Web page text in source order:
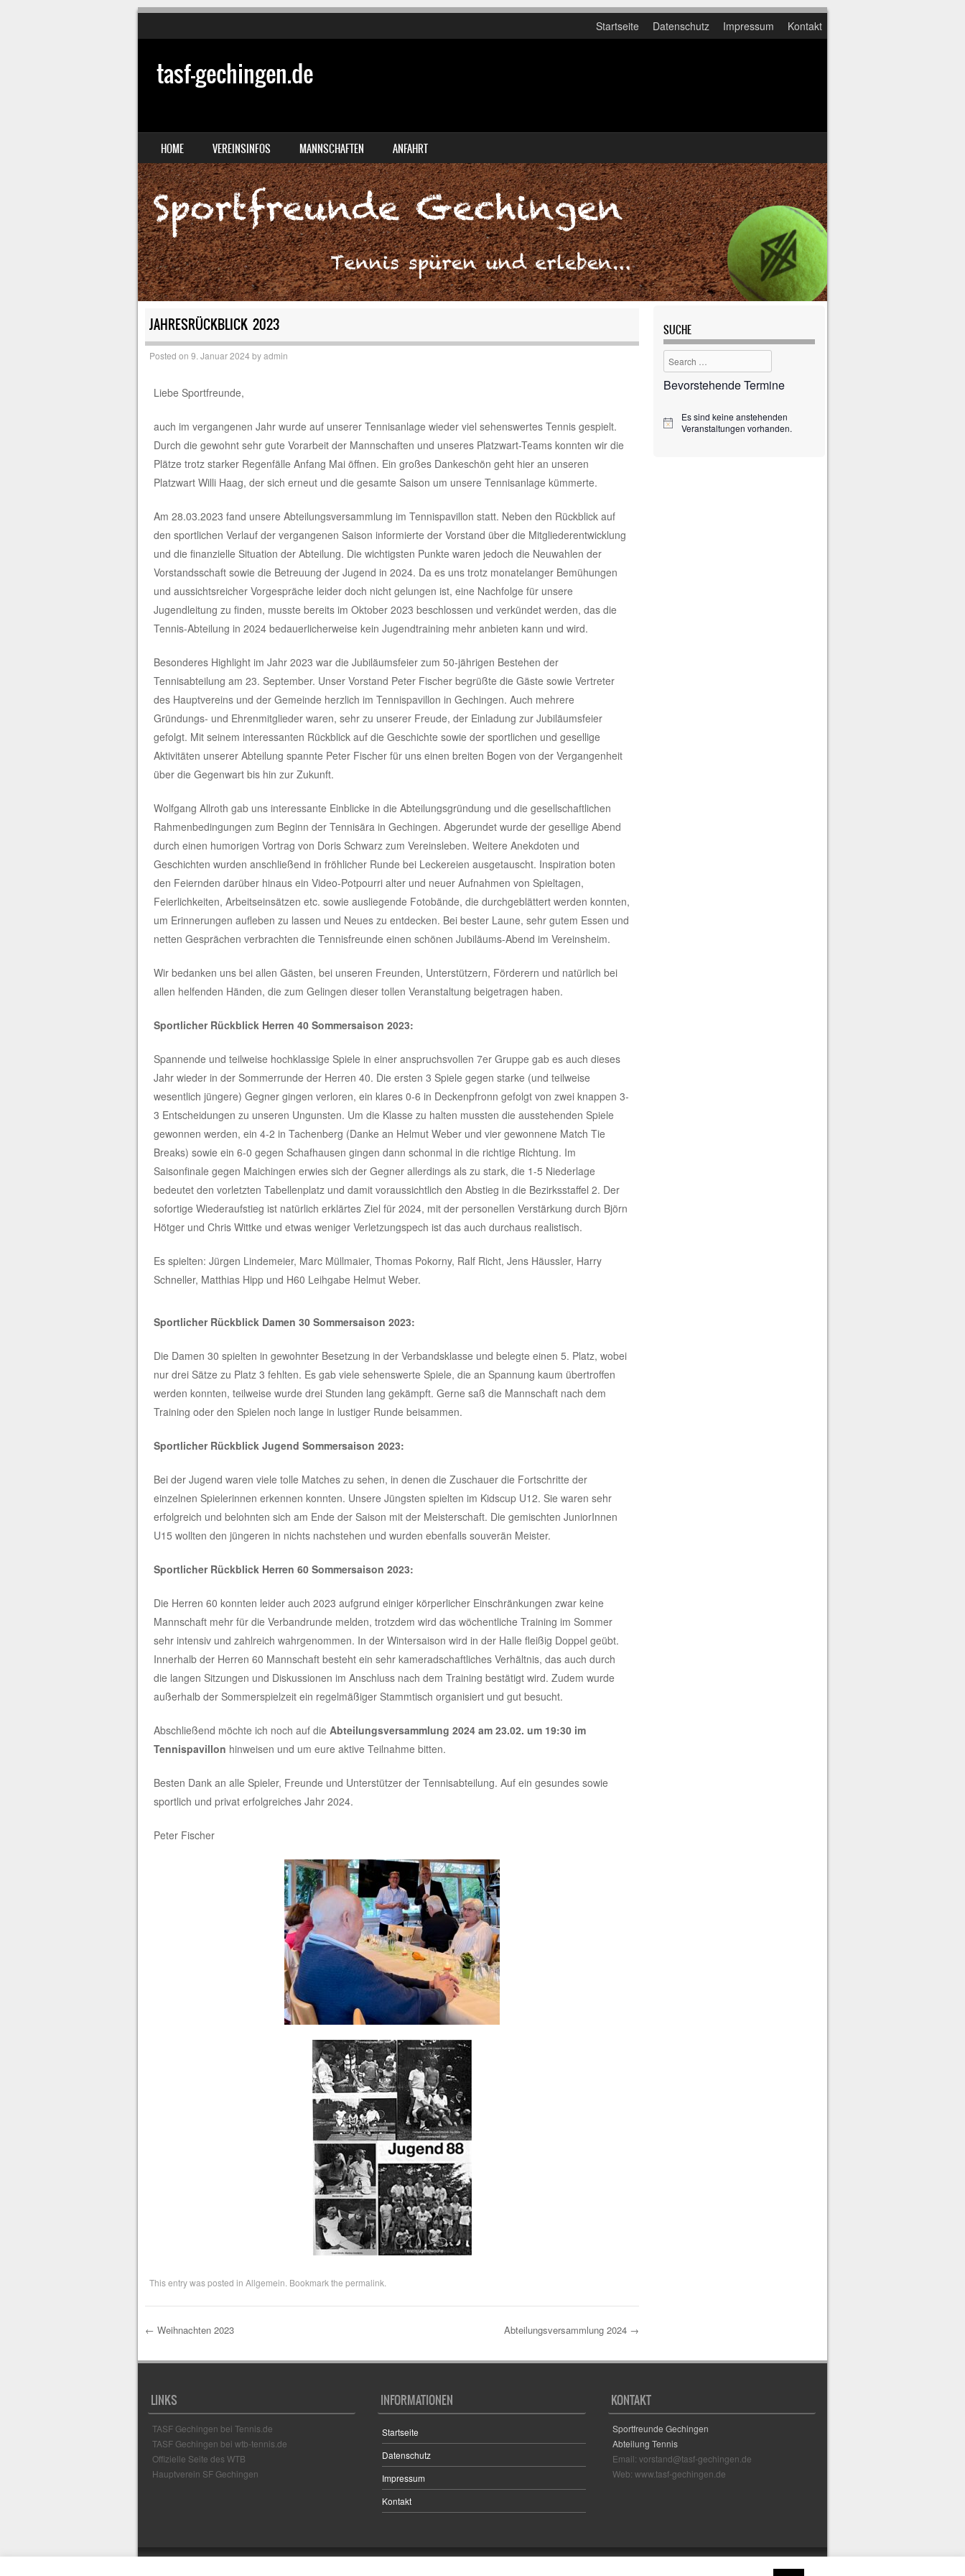
Startseite Datenschutz Impressum Kontakt
tasf-gechingen.de
MENU
SKIP TO CONTENT
HOME VEREINSINFOS MANNSCHAFTEN ANFAHRT
JAHRESRÜCKBLICK 2023
Posted on 9. Januar 2024 byadmin
Liebe Sportfreunde,
auch im vergangenen Jahr wurde auf unserer Tennisanlage wieder viel sehenswertes Tennis gespielt.
Durch die gewohnt sehr gute Vorarbeit der Mannschaften und unseres Platzwart-Teams konnten wir die
Plätze trotz starker Regenfälle Anfang Mai öffnen. Ein großes Dankeschön geht hier an unseren
Platzwart Willi Haag, der sich erneut und die gesamte Saison um unsere Tennisanlage kümmerte.
Am 28.03.2023 fand unsere Abteilungsversammlung im Tennispavillon statt. Neben den Rückblick auf
den sportlichen Verlauf der vergangenen Saison informierte der Vorstand über die Mitgliederentwicklung
und die finanzielle Situation der Abteilung. Die wichtigsten Punkte waren jedoch die Neuwahlen der
Vorstandsschaft sowie die Betreuung der Jugend in 2024. Da es uns trotz monatelanger Bemühungen
und aussichtsreicher Vorgespräche leider doch nicht gelungen ist, eine Nachfolge für unsere
Jugendleitung zu finden, musste bereits im Oktober 2023 beschlossen und verkündet werden, das die
Tennis-Abteilung in 2024 bedauerlicherweise kein Jugendtraining mehr anbieten kann und wird.
Besonderes Highlight im Jahr 2023 war die Jubiläumsfeier zum 50-jährigen Bestehen der
Tennisabteilung am 23. September. Unser Vorstand Peter Fischer begrüßte die Gäste sowie Vertreter
des Hauptvereins und der Gemeinde herzlich im Tennispavillon in Gechingen. Auch mehrere
Gründungs- und Ehrenmitglieder waren, sehr zu unserer Freude, der Einladung zur Jubiläumsfeier
gefolgt. Mit seinem interessanten Rückblick auf die Geschichte sowie der sportlichen und gesellige
Aktivitäten unserer Abteilung spannte Peter Fischer für uns einen breiten Bogen von der Vergangenheit
über die Gegenwart bis hin zur Zukunft.
Wolfgang Allroth gab uns interessante Einblicke in die Abteilungsgründung und die gesellschaftlichen
Rahmenbedingungen zum Beginn der Tennisära in Gechingen. Abgerundet wurde der gesellige Abend
durch einen humorigen Vortrag von Doris Schwarz zum Vereinsleben. Weitere Anekdoten und
Geschichten wurden anschließend in fröhlicher Runde bei Leckereien ausgetauscht. Inspiration boten
den Feiernden darüber hinaus ein Video-Potpourri alter und neuer Aufnahmen von Spieltagen,
Feierlichkeiten, Arbeitseinsätzen etc. sowie ausliegende Fotobände, die durchgeblättert werden konnten,
um Erinnerungen aufleben zu lassen und Neues zu entdecken. Bei bester Laune, sehr gutem Essen und
netten Gesprächen verbrachten die Tennisfreunde einen schönen Jubiläums-Abend im Vereinsheim.
Wir bedanken uns bei allen Gästen, bei unseren Freunden, Unterstützern, Förderern und natürlich bei
allen helfenden Händen, die zum Gelingen dieser tollen Veranstaltung beigetragen haben.
Sportlicher Rückblick Herren 40 Sommersaison 2023:
Spannende und teilweise hochklassige Spiele in einer anspruchsvollen 7er Gruppe gab es auch dieses
Jahr wieder in der Sommerrunde der Herren 40. Die ersten 3 Spiele gegen starke (und teilweise
wesentlich jüngere) Gegner gingen verloren, ein klares 0-6 in Deckenpfronn gefolgt von zwei knappen 3-
3 Entscheidungen zu unseren Ungunsten. Um die Klasse zu halten mussten die ausstehenden Spiele
gewonnen werden, ein 4-2 in Tachenberg (Danke an Helmut Weber und vier gewonnene Match Tie
Breaks) sowie ein 6-0 gegen Schafhausen gingen dann schonmal in die richtige Richtung. Im
Saisonfinale gegen Maichingen erwies sich der Gegner allerdings als zu stark, die 1-5 Niederlage
bedeutet den vorletzten Tabellenplatz und damit voraussichtlich den Abstieg in die Bezirksstaffel 2. Der
sofortige Wiederaufstieg ist natürlich erklärtes Ziel für 2024, mit der personellen Verstärkung durch Björn
Hötger und Chris Wittke und etwas weniger Verletzungspech ist das auch durchaus realistisch.
Es spielten: Jürgen Lindemeier, Marc Müllmaier, Thomas Pokorny, Ralf Richt, Jens Häussler, Harry
Schneller, Matthias Hipp und H60 Leihgabe Helmut Weber.
Sportlicher Rückblick Damen 30 Sommersaison 2023:
Die Damen 30 spielten in gewohnter Besetzung in der Verbandsklasse und belegte einen 5. Platz, wobei
nur drei Sätze zu Platz 3 fehlten. Es gab viele sehenswerte Spiele, die an Spannung kaum übertroffen
werden konnten, teilweise wurde drei Stunden lang gekämpft. Gerne saß die Mannschaft nach dem
Training oder den Spielen noch lange in lustiger Runde beisammen.
Sportlicher Rückblick Jugend Sommersaison 2023:
Bei der Jugend waren viele tolle Matches zu sehen, in denen die Zuschauer die Fortschritte der
einzelnen Spielerinnen erkennen konnten. Unsere Jüngsten spielten im Kidscup U12. Sie waren sehr
erfolgreich und belohnten sich am Ende der Saison mit der Meisterschaft. Die gemischten JuniorInnen
U15 wollten den jüngeren in nichts nachstehen und wurden ebenfalls souverän Meister.
Sportlicher Rückblick Herren 60 Sommersaison 2023:
Die Herren 60 konnten leider auch 2023 aufgrund einiger körperlicher Einschränkungen zwar keine
Mannschaft mehr für die Verbandrunde melden, trotzdem wird das wöchentliche Training im Sommer
sehr intensiv und zahlreich wahrgenommen. In der Wintersaison wird in der Halle fleißig Doppel geübt.
Innerhalb der Herren 60 Mannschaft besteht ein sehr kameradschaftliches Verhältnis, das auch durch
die langen Sitzungen und Diskussionen im Anschluss nach dem Training bestätigt wird. Zudem wurde
außerhalb der Sommerspielzeit ein regelmäßiger Stammtisch organisiert und gut besucht.
Abschließend möchte ich noch auf die Abteilungsversammlung 2024 am 23.02. um 19:30 im
Tennispavillon hinweisen und um eure aktive Teilnahme bitten.
Besten Dank an alle Spieler, Freunde und Unterstützer der Tennisabteilung. Auf ein gesundes sowie
sportlich und privat erfolgreiches Jahr 2024.
Peter Fischer
This entry was posted in Allgemein . Bookmark the permalink
Post navigation
← Weihnachten 2023 Abteilungsversammlung 2024 →
SUCHE
Search
Bevorstehende Termine
H
Es sind keine anstehenden
Veranstaltungen vorhanden.
LINKS
TASF Gechingen bei Tennis.de
TASF Gechingen bei wtb-tennis.de
Offizielle Seite des WTB
Hauptverein SF Gechingen
INFORMATIONEN
Startseite
Datenschutz
Impressum
Kontakt
KONTAKT
Sportfreunde Gechingen
Abteilung Tennis
Email: vorstand@tasf-gechingen.de
Web: www.tasf-gechingen.de